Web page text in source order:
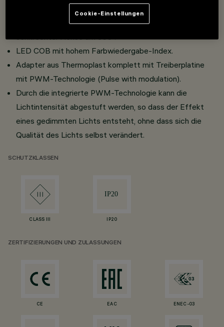
Neigung um 90° in horizontaler Ebene, Drehung auf
senkrechter Achse um 355°.
LED COB mit hohem Farbwiedergabe-Index.
Adapter aus Thermoplast komplett mit Treiberplatine
mit PWM-Technologie (Pulse with modulation).
Durch die integrierte PWM-Technologie kann die
Lichtintensität abgestuft werden, so dass der Effekt
eines gedimmten Lichts entsteht, ohne dass sich die
Qualität des Lichts selbst verändert.
SCHUTZKLASSEN
CLASS III IP20
ZERTIFIZIERUNGEN UND ZULASSUNGEN
CE EAC ENEC-03
Cookie-Einstellungen